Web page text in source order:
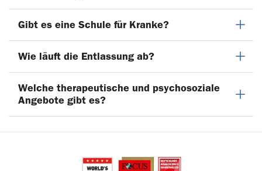
Gibt es eine Schule für Kranke?
Wie läuft die Entlassung ab?
Welche therapeutische und psychosoziale
Angebote gibt es?